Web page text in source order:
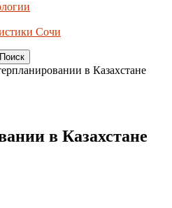
Сочи
в Казахстане
в Казахстане